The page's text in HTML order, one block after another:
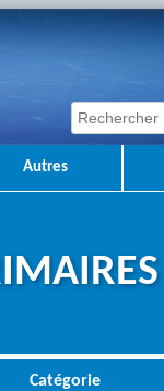
Autres
Catégorie